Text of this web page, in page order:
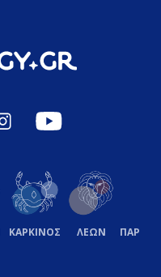
ΚΑΡΚΙΝΟΣ ΛΕΩΝ